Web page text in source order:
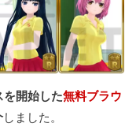
開始した無料ブラウ
しました。